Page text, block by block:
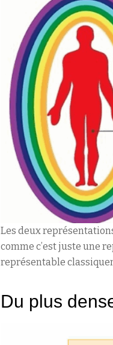
Les deux
comme c’est juste une
représentable
Du plus